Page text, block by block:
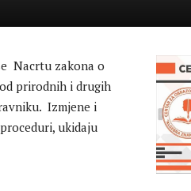
Nacrtu zakona o
prirodnih i drugih
Izmjene i
ukidaju